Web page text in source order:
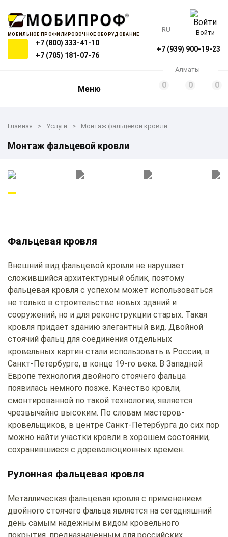
МОБИЛЬНОЕ ПРОФИЛИРОВОЧНОЕ ОБОРУДОВАНИЕ
+7 (800) 333-41-10
+7 (705) 181-07-76
+7 (939) 900-19-23
RU Войти
Алматы
Меню 0 0 0
Главная Услуги Монтаж фальцевой кровли
Монтаж фальцевой кровли
Фальцевая кровля
Внешний вид фальцевой кровли не нарушает
сложившийся архитектурный облик, поэтому
фальцевая кровля с успехом может использоваться
не только в строительстве новых зданий и
сооружений, но и для реконструкции старых. Такая
кровля придает зданию элегантный вид. Двойной
стоячий фальц для соединения отдельных
кровельных картин стали использовать в России, в
Санкт-Петербурге, в конце 19-го века. В Западной
Европе технология двойного стоячего фальца
появилась немного позже. Качество кровли,
смонтированной по такой технологии, является
чрезвычайно высоким. По словам мастеров-
кровельщиков, в центре Санкт-Петербурга до сих пор
можно найти участки кровли в хорошем состоянии,
сохранившиеся с дореволюционных времен.
Рулонная фальцевая кровля
Металлическая фальцевая кровля с применением
двойного стоячего фальца является на сегодняшний
день самым надежным видом кровельного